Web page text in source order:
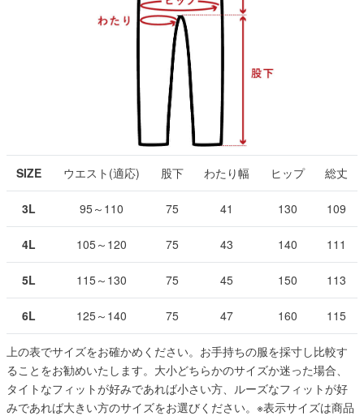
SIZE ウエスト(適応) 股下 わたり幅 ヒップ 総丈
3L 95～110 75 41 130 109
4L 105～120 75 43 140 111
5L 115～130 75 45 150 113
6L 125～140 75 47 160 115
上の表でサイズをお確かめください。お手持ちの服を採寸し比較す
ることをお勧めいたします。大小どちらかのサイズか迷った場合、
タイトなフィットが好みであれば小さい方、ルーズなフィットが好
みであれば大きい方のサイズをお選びください。 ※表示サイズは商品